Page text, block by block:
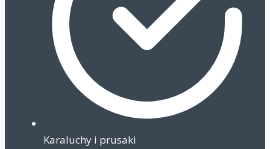
Karaluchy i prusaki